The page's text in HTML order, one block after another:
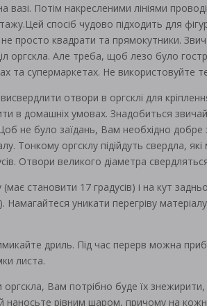
вазі. Потім накресленими лініями
спосіб чудово підходить для
не просто квадрати та прямокутники.
оргскла. Але треба, щоб лезо було
та супермаркетах. Не використовуйте
висвердлити отвори в оргсклі для
в домашніх умовах. Знадобиться
не було заїдань, Вам необхідно добре
Тонкому оргсклу підійдуть свердла,
Отвори великого діаметра
(має становити 17 градусів) і на кут
Намагайтеся уникати перегріву
дриль. Під час перерв можна
листа.
оргскла, Вам потрібно буде їх
наносьте рівним шаром, причому на